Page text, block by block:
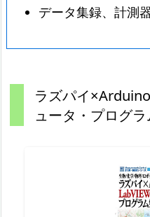
データ集録、計測
ラズパイ
ュータ・プログ